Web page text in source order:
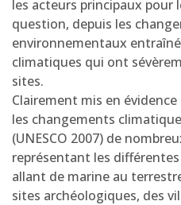
les acteurs principaux pour
question, depuis les
environnementaux
climatiques qui ont
sites.
Clairement mis en
les changements
(UNESCO 2007) de
représentant les
allant de marine au
sites archéologiques, des